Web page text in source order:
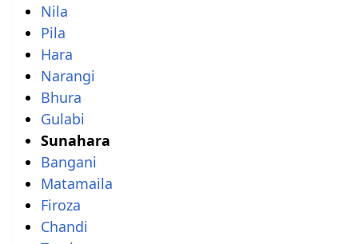
Nila
Pila
Hara
Narangi
Bhura
Gulabi
Sunahara
Bangani
Matamaila
Firoza
Chandi